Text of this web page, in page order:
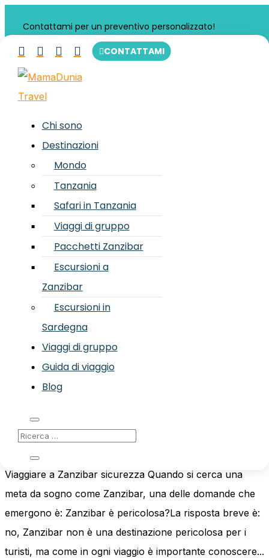
Contattami per un preventivo personalizzato!
Chi sono
Destinazioni
Mondo
Tanzania
Safari in Tanzania
Viaggi di gruppo
Pacchetti Zanzibar
Escursioni a
Zanzibar
Escursioni in
Sardegna
Viaggi di gruppo
Guida di viaggio
Blog
    CONTATTAMI
Tanzania e Zanzibar in gruppo: com’è
davvero l’esperienza tra safari e mare
Mag 21, 2026 |Curiosità
Tanzania e Zanzibar in gruppo: l’esperienza autentica
tra safari, mare e nuove amicizie Chi sogna l’Africa
spesso immagina tramonti infiniti nella savana, safari tra
leoni ed elefanti e spiagge bianche affacciate sull’Oceano
Indiano. Ma com’è davvero vivere un viaggio...
Zanzibar è pericolosa? La verità per
Mag 3, 2026|Curiosità
Viaggiare a Zanzibar sicurezza Quando si cerca una
meta da sogno come Zanzibar, una delle domande che
emergono è: Zanzibar è pericolosa?La risposta breve è:
no, Zanzibar non è una destinazione pericolosa per i
turisti, ma come in ogni viaggio è importante conoscere...